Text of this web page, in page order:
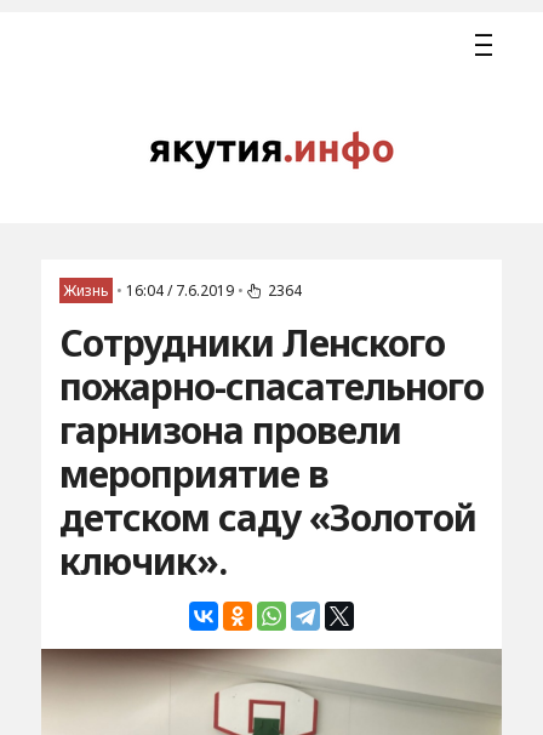
Жизнь • 16:04 / 7.6.2019 • 2364
Сотрудники Ленского
пожарно-спасательного
гарнизона провели
мероприятие в
детском саду «Золотой
ключик».